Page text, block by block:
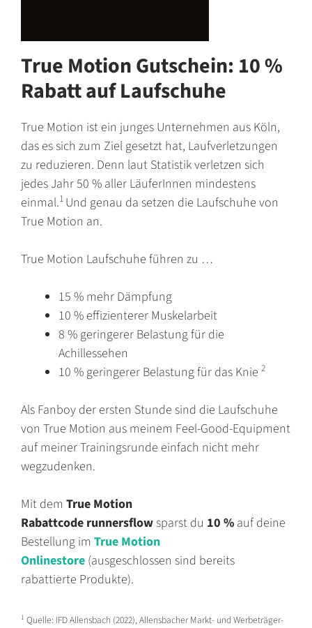
True Motion Gutschein: 10 %
Rabatt auf Laufschuhe
True Motion ist ein junges Unternehmen aus Köln,
das es sich zum Ziel gesetzt hat, Laufverletzungen
zu reduzieren. Denn laut Statistik verletzen sich
jedes Jahr 50 % aller LäuferInnen mindestens
einmal.1 Und genau da setzen die Laufschuhe von
True Motion an.
True Motion Laufschuhe führen zu …
15 % mehr Dämpfung
10 % effizienterer Muskelarbeit
8 % geringerer Belastung für die
Achillessehen
10 % geringerer Belastung für das Knie 2
Als Fanboy der ersten Stunde sind die Laufschuhe
von True Motion aus meinem Feel-Good-Equipment
auf meiner Trainingsrunde einfach nicht mehr
wegzudenken.
Mit dem True Motion
Rabattcode runnersflow sparst du 10 % auf deine
Bestellung im True Motion
Onlinestore (ausgeschlossen sind bereits
rabattierte Produkte).
1 Quelle: IFD Allensbach (2022), Allensbacher Markt- und Werbeträger-